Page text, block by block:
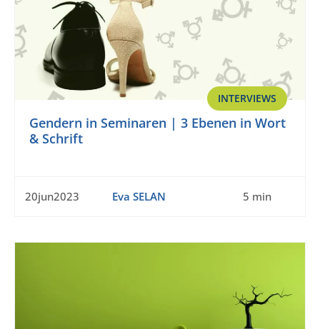
INTERVIEWS
Gendern in Seminaren | 3 Ebenen in Wort
& Schrift
20jun2023 Eva SELAN 5 min